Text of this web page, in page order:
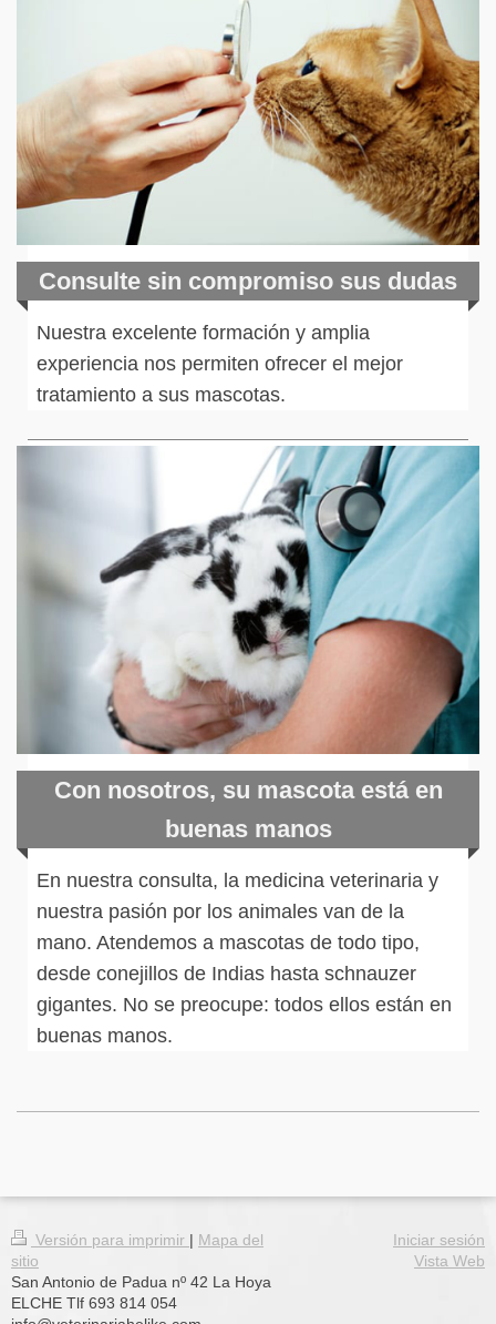
Consulte sin compromiso sus dudas
Nuestra excelente formación y amplia
experiencia nos permiten ofrecer el mejor
tratamiento a sus mascotas.
Con nosotros, su mascota está en
buenas manos
En nuestra consulta, la medicina veterinaria y
nuestra pasión por los animales van de la
mano. Atendemos a mascotas de todo tipo,
desde conejillos de Indias hasta schnauzer
gigantes. No se preocupe: todos ellos están en
buenas manos.
Versión para imprimir | Mapa del
sitio
San Antonio de Padua nº 42 La Hoya
ELCHE Tlf 693 814 054
Iniciar sesión
Vista Web